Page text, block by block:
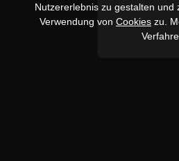
Nutzererlebnis zu gestalten
Verwendung von Cookies zu.